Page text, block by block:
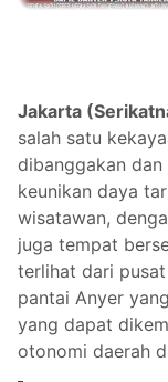
Jakarta
salah satu
dibanggakan
keunikan daya
wisatawan,
juga tempat
terlihat dari
pantai Anyer
yang dapat
otonomi daerah